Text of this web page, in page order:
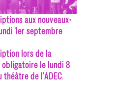
aux nouveaux⸱
1er septembre
lors de la
obligatoire le lundi 8
de l’ADEC.